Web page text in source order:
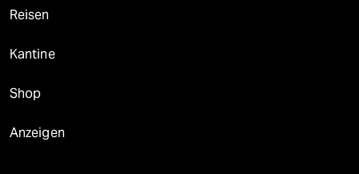
Reisen
Kantine
Shop
Anzeigen